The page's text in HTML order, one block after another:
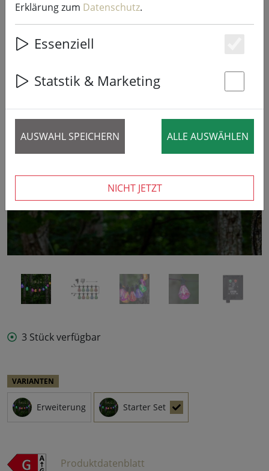
‹ ›
3 Stück verfügbar
VARIANTEN
Erweiterung Starter Set
Produktdatenblatt
Erklärung zum Datenschutz.
Essenziell
Statstik & Marketing
AUSWAHL SPEICHERN ALLE AUSWÄHLEN
NICHT JETZT